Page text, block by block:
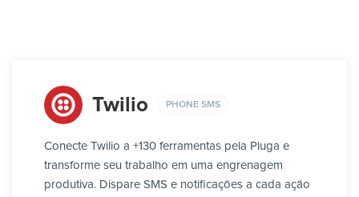
Twilio PHONE SMS
Conecte Twilio a +130 ferramentas pela Pluga e
transforme seu trabalho em uma engrenagem
produtiva. Dispare SMS e notificações a cada ação